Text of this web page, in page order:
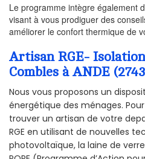
Le programme intègre également
visant à vous prodiguer des
améliorer le confort thermique de
Artisan RGE-
Combles à ANDE
Nous vous proposons un
énergétique des ménages.
trouver un artisan de votre
RGE en utilisant de nouvelles
photovoltaïque, la laine de